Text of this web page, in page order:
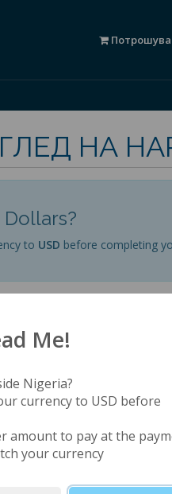
НА
to USD before completing
Me!
Nigeria?
currency to USD before
amount to pay at the
your currency